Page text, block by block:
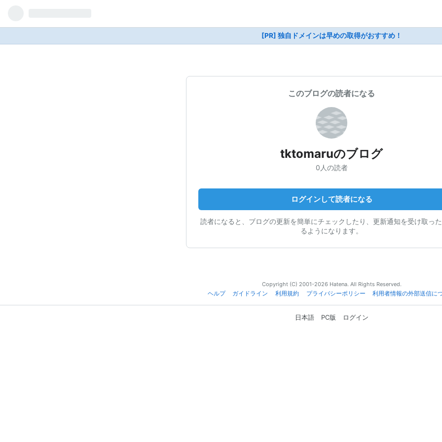
[PR] 独自ドメインは早めの取得がおすすめ！
このブログの読者になる
tktomaruのブログ
0人の読者
ログインして読者になる
読者になると、ブログの更新を簡単にチェックしたり、更新通知を受け取っ
るようになります。
Copyright (C) 2001-2026 Hatena. All Rights Reserved.
ヘルプ
ガイドライン 利用規約 プライバシーポリシー 利用者情報の外部送信に
日本語 PC版 ログイン